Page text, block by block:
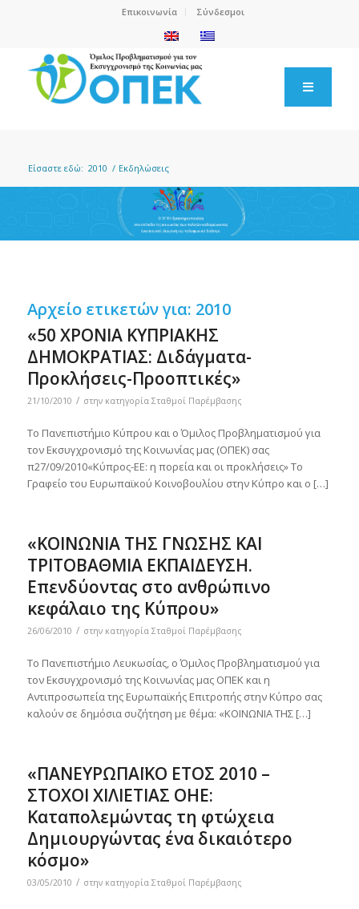
Επικοινωνία Σύνδεσμοι
Είσαστε εδώ: 2010 / Εκδηλώσεις
Αρχείο ετικετών για: 2010
«50 ΧΡΟΝΙΑ ΚΥΠΡΙΑΚΗΣ
ΔΗΜΟΚΡΑΤΙΑΣ: Διδάγματα-
Προκλήσεις-Προοπτικές»
21/10/2010 / στην κατηγορία Σταθμοί Παρέμβασης
Το Πανεπιστήμιο Κύπρου και ο Όμιλος Προβληματισμού για
τον Εκσυγχρονισμό της Κοινωνίας μας (ΟΠΕΚ) σας
π27/09/2010«Κύπρος-ΕΕ: η πορεία και οι προκλήσεις» Το
Γραφείο του Ευρωπαϊκού Κοινοβουλίου στην Κύπρο και ο […]
«ΚΟΙΝΩΝΙΑ ΤΗΣ ΓΝΩΣΗΣ ΚΑΙ
ΤΡΙΤΟΒΑΘΜΙΑ ΕΚΠΑΙΔΕΥΣΗ.
Επενδύοντας στο ανθρώπινο
κεφάλαιο της Κύπρου»
26/06/2010 / στην κατηγορία Σταθμοί Παρέμβασης
Το Πανεπιστήμιο Λευκωσίας, ο Όμιλος Προβληματισμού για
τον Εκσυγχρονισμό της Κοινωνίας μας ΟΠΕΚ και η
Αντιπροσωπεία της Ευρωπαϊκής Επιτροπής στην Κύπρο σας
καλούν σε δημόσια συζήτηση με θέμα: «ΚΟΙΝΩΝΙΑ ΤΗΣ […]
«ΠΑΝΕΥΡΩΠΑΪΚΟ ΕΤΟΣ 2010 –
ΣΤΟΧΟΙ ΧΙΛΙΕΤΙΑΣ ΟΗΕ:
Καταπολεμώντας τη φτώχεια
Δημιουργώντας ένα δικαιότερο
κόσμο»
03/05/2010 / στην κατηγορία Σταθμοί Παρέμβασης